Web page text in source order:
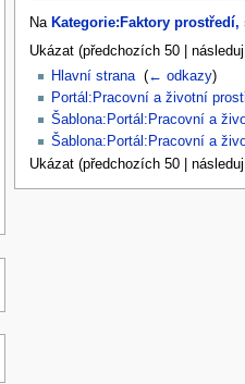
Na Kategorie:Faktory prostředí,
Ukázat (předchozích 50 |
Hlavní strana‎ (← odkazy)
Portál:Pracovní a životní
Šablona:Portál:Pracovní a
Šablona:Portál:Pracovní a
Ukázat (předchozích 50 |